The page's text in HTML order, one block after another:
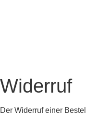
Widerruf
Der Widerruf einer